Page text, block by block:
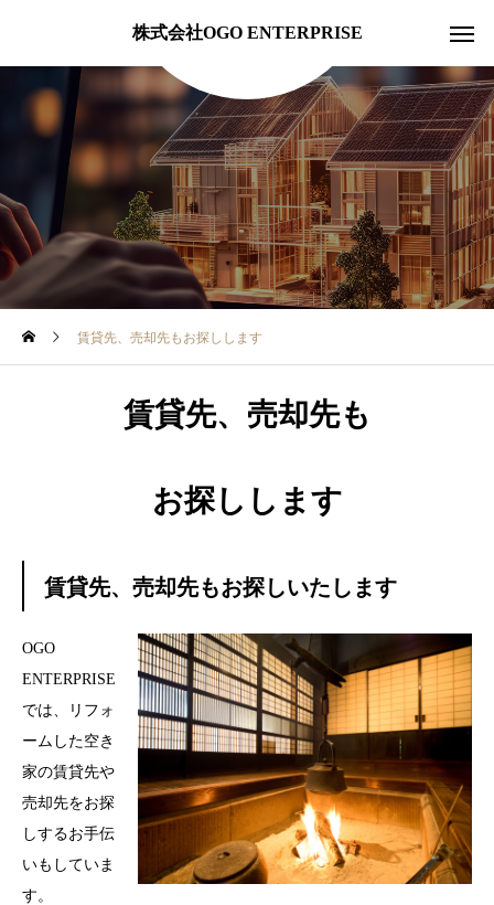
株式会社OGO ENTERPRISE
賃貸先、売却先もお探しします
賃貸先、売却先も
お探しします
賃貸先、売却先もお探しいたします
OGO
ENTERPRISE
では、リフォ
ームした空き
家の賃貸先や
売却先をお探
しするお手伝
いもしていま
す。